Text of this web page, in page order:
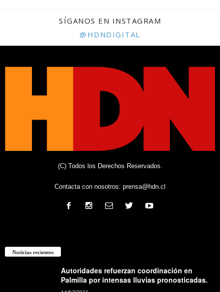
SÍGANOS EN INSTAGRAM
@HDNDIGITAL
(C) Todos los Derechos Reservados.
Contacta con nosotros: prensa@hdn.cl
Noticias recientes
Autoridades refuerzan coordinación en
Palmilla por intensas lluvias pronosticadas.